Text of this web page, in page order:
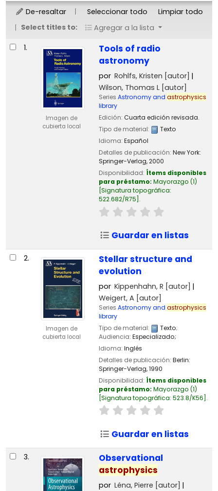
De-resaltar Seleccionar todo
Limpiar todo
Select titles to:
Agregar a la lista
Resultados
1.
Imagen de
cubierta local
Tools of radio
astronomy
por Rohlfs, Kristen [autor]
Wilson, Thomas L[autor]
Series Astronomy and astrophysics
library
Edición: Cuarta edición revisada.
Tipo de material:
Texto
Idioma: Español
Detalles de publicación: New York:
Springer-Verlag,2000
Disponibilidad: Ítems disponibles
para préstamo: Mayorazgo (1)
Signatura topográfica:
522.682/R75 .
Guardar en listas
2.
Imagen de
cubierta local
Stellar structure and
evolution
por Kippenhahn, R [autor]
Weigert, A [autor]
Series Astronomy and astrophysics
library
Tipo de material:
Texto;
Audiencia: Especializado;
Idioma: Inglés
Detalles de publicación: Berlin:
Springer-Verlag,1990
Disponibilidad: Ítems disponibles
para préstamo: Mayorazgo (1)
Signatura topográfica: 523.8/K56 .
Guardar en listas
3.
Observational
astrophysics
por Léna, Pierre [autor]